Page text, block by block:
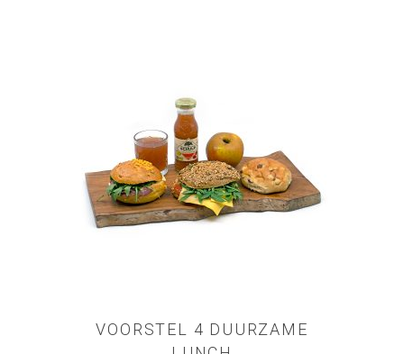
TOEVOEGEN AAN
VOORSTEL 4 DUURZAME